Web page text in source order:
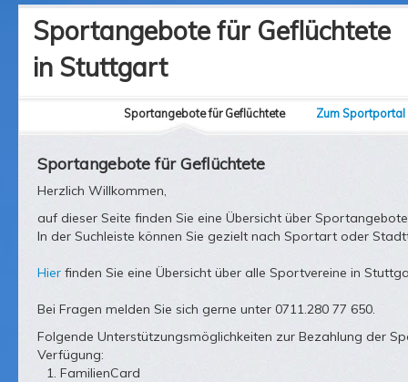
Sportangebote für Geflüchtete
in Stuttgart
Sportangebote für Geflüchtete Zum Sportportal
Sportangebote für Geflüchtete
Herzlich Willkommen,
auf dieser Seite finden Sie eine Übersicht über
In der Suchleiste können Sie gezielt nach Sportart oder
Hier finden Sie eine Übersicht über alle Sportvereine in
Bei Fragen melden Sie sich gerne unter 0711.280 77 650.
Folgende Unterstützungsmöglichkeiten zur Bezahlung der
Verfügung:
FamilienCard